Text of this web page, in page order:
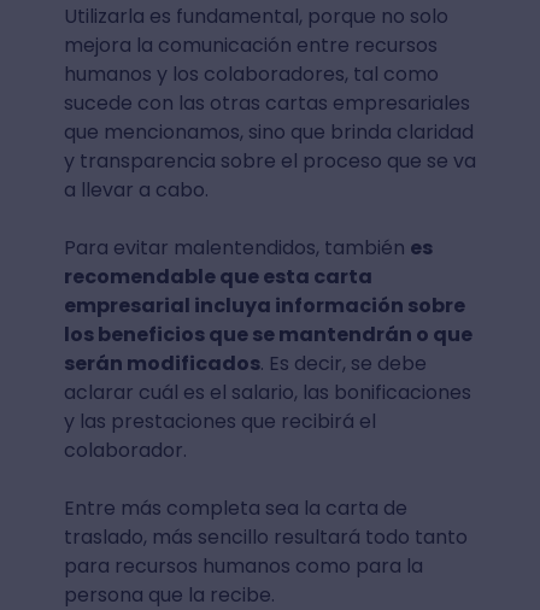
Utilizarla es fundamental, porque no solo
mejora la comunicación entre recursos
humanos y los colaboradores, tal como
sucede con las otras cartas empresariales
que mencionamos, sino que brinda claridad
y transparencia sobre el proceso que se va
a llevar a cabo.
Para evitar malentendidos, también es
recomendable que esta carta
empresarial incluya información sobre
los beneficios que se mantendrán o que
serán modificados. Es decir, se debe
aclarar cuál es el salario, las bonificaciones
y las prestaciones que recibirá el
colaborador.
Entre más completa sea la carta de
traslado, más sencillo resultará todo tanto
para recursos humanos como para la
persona que la recibe.